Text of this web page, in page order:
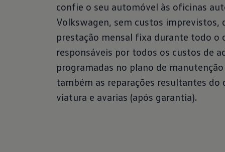
Volkswagen
perfeita
confie o seu automóvel às oficinas
Volkswagen, sem custos imprevistos,
prestação mensal fixa durante todo o
responsáveis por todos os custos de
programadas no plano de
também as reparações resultantes do
viatura e avarias (após garantia).